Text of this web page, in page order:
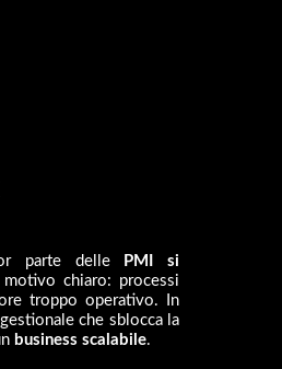
parte delle
PMI si
chiaro: processi
troppo operativo.
In
che sblocca la
business scalabile.